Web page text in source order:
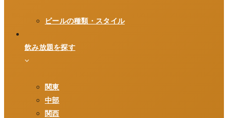
ビールの種類・スタイル
飲み放題を探す
関東
中部
関西